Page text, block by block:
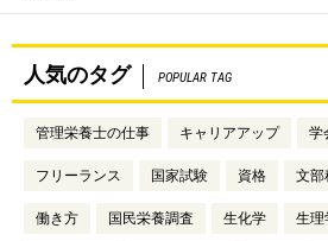
人気のタグ POPULAR TAG
管理栄養士の仕事 キャリアアップ 学
フリーランス 国家試験 資格 文部
働き方 国民栄養調査 生化学 生理